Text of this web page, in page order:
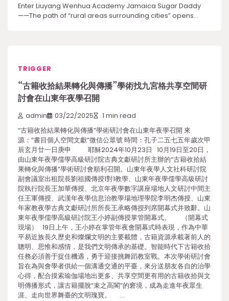
Enter Liuyang Wenhua Academy Jamaica Sugar Daddy
——The path of “rural areas surrounding cities” opens…
TRIGGER
“古籍收拾結果轉化與傳播”學術找九宮格共享空間研
討會在山東年夜學召開
admin 03/22/2025 1 min read
“古籍收拾結果轉化與傳播”學術研討會在山東年夜學召開 來
源：“書目個人空間文獻”微信公眾號 時間：孔子二五七五年歲次甲
辰玄月廿一日庚申 耶穌2024年10月23日 10月19日至20日，
由山東年夜學儒學高級研討院古典文獻研討所主辦的“古籍收拾結
果轉化與傳播”學術研討會順利召開。山東年夜學人文社科研討院
副會議室出租院長劉祖國傳授1對1教學、山東年夜學儒學高級研討
院執行院長王加華傳授、北京年夜學數字講座場地人文研討中間主
任王軍傳授、武漢年夜學信息治教學場地理學院李明杰傳授、山東
年家教夜學古典文獻研討所所長王承略傳授列席開幕式并致辭。山
東年夜學儒學高級研討院王小婷副傳授掌管開幕式。 （開幕式
現場） 19日上午，王小婷在掌管年夜會開幕式時表現，作為中華
平易近族長久歷史和燦爛文明的主要載體，古籍資源承載著前人的
聰明、思惟和感情，是我們文明傳承的基礎。智能時代下古籍收拾
任務必須善于捉住機遇，勇于迎接挑舞蹈教室戰。本次學術研討會
旨在為與會學者供給一個溝通交通的平臺，來分送朋友各自的治學
心得，配合摸索瑜伽場地出更多、共享空間更有用的古籍收拾與文
明傳播形式，讓古籍擺脫“束之高閣”的窘境，成為走進年夜眾生
涯、走向世界舞臺的文明瑰寶。 …